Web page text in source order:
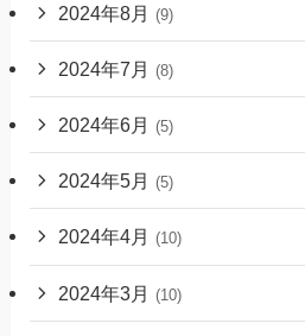
2024年8月 (9)
2024年7月 (8)
2024年6月 (5)
2024年5月 (5)
2024年4月 (10)
2024年3月 (10)